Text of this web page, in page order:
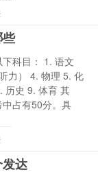
科目： 1. 语文
力） 4. 物理 5. 化
历史 9. 体育 其
占有50分。具
达